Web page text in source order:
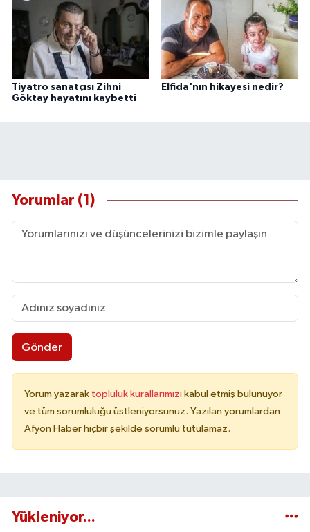
Tiyatro sanatçısı Zihni
Göktay hayatını kaybetti
Elfida'nın hikayesi nedir?
Yorumlar (1)
Gönder
Yorum yazarak topluluk kurallarımızı kabul etmiş bulunuyor
ve tüm sorumluluğu üstleniyorsunuz. Yazılan yorumlardan
Afyon Haber hiçbir şekilde sorumlu tutulamaz.
Yükleniyor...